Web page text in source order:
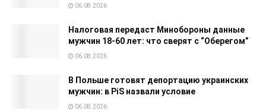
06.08.2026
Налоговая передаст Минобороны данные
мужчин 18-60 лет: что сверят с “Оберегом”
06.08.2026
В Польше готовят депортацию украинских
мужчин: в PiS назвали условие
06.08.2026